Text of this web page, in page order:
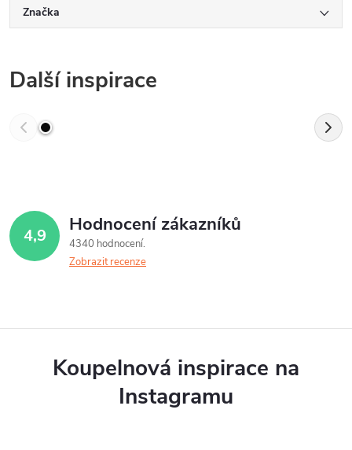
Značka
Další inspirace
4,9 Hodnocení zákazníků
4340 hodnocení
Zobrazit recenze
Koupelnová inspirace na
Instagramu